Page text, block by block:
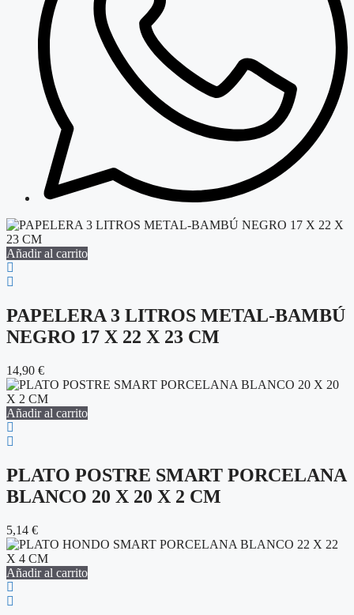
Añadir al carrito
PAPELERA 3 LITROS METAL-BAMBÚ
NEGRO 17 X 22 X 23 CM
14,90 €
Añadir al carrito
PLATO POSTRE SMART PORCELANA
BLANCO 20 X 20 X 2 CM
5,14 €
Añadir al carrito